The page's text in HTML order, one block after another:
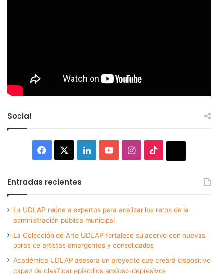
Social
Facebook LinkedInYouTubeInstagram
Entradas recientes
La UDLAP reúne a expertos para analizar los retos de la
administración pública municipal
La Colección de Arte UDLAP fortalece su acervo con nuevas
obras de artistas emergentes y consolidados
Académica UDLAP asesora un proyecto que creará dispositivo
capaz de clasificar episodios ansioso-depresivos